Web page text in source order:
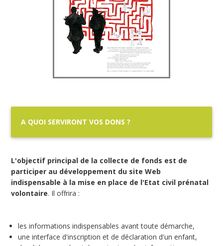
A QUOI SERVIRONT VOS DONS ?
L'objectif principal de la collecte de fonds est de
participer au développement du site Web
indispensable à la mise en place de l'Etat civil prénatal
volontaire. Il offrira :
les informations indispensables avant toute démarche,
une interface d'inscription et de déclaration d'un enfant,